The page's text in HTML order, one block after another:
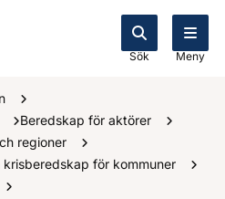
Sök Meny
Beredskap för aktörer
regioner
för kommuner